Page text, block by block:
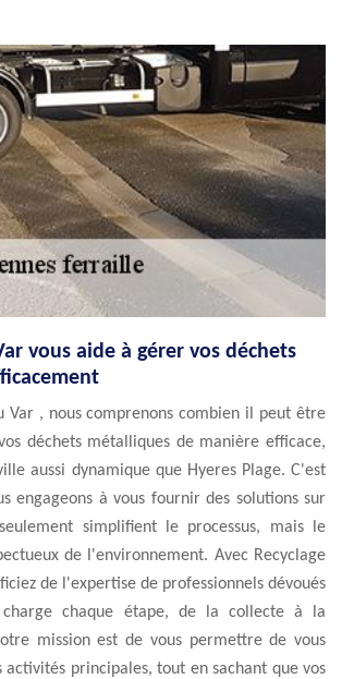
vous aide à gérer vos déchets
Var , nous comprenons combien il peut être
déchets métalliques de manière efficace,
aussi dynamique que Hyeres Plage. C'est
engageons à vous fournir des solutions sur
simplifient le processus, mais le
de l'environnement. Avec Recyclage
de l'expertise de professionnels dévoués
chaque étape, de la collecte à la
mission est de vous permettre de vous
activités principales, tout en sachant que vos